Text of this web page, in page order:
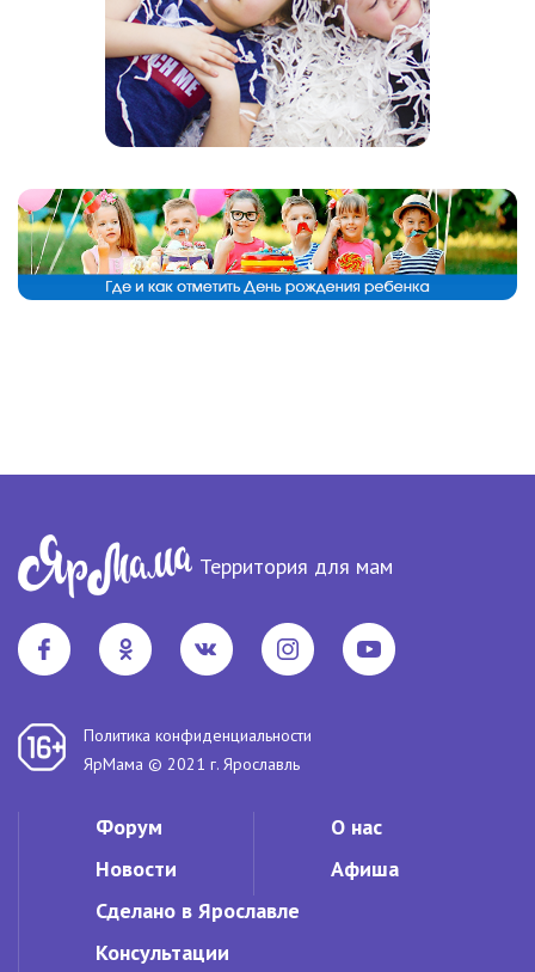
Территория для мам
Политика конфиденциальности
ЯрМама © 2021 г. Ярославль
Форум
Новости
О нас
Афиша
Сделано в Ярославле
Консультации